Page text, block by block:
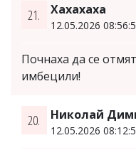
21. Хахахаха
12.05.2026
Почнаха да се
имбецили!
20. Николай
12.05.2026